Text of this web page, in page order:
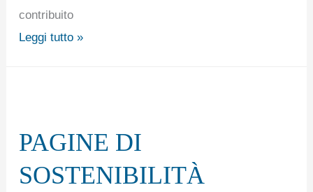
contribuito
Leggi tutto »
PAGINE DI
SOSTENIBILITÀ
SOSTENIBILITÀ